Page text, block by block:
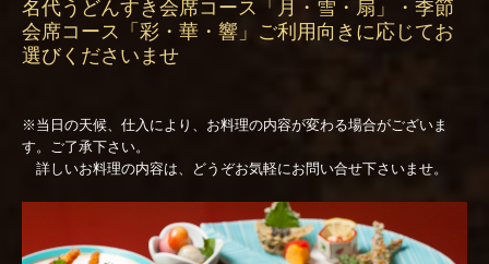
感染予防対策について
ご結納・お顔合わせ
ご婚礼
名代うどんすき会席コース「月・雪・扇」・季節
会席コース「彩・華・響」ご利用向きに応じてお
選びくださいませ
※当日の天候、仕入により、お料理の内容が変わる場合がございま
す。ご了承下さい。
詳しいお料理の内容は、どうぞお気軽にお問い合せ下さいませ。